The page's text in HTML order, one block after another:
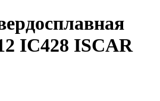
IC428 ISCAR